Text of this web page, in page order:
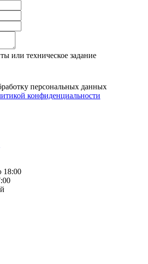
или техническое задание
персональных данных
конфиденциальности
18:00